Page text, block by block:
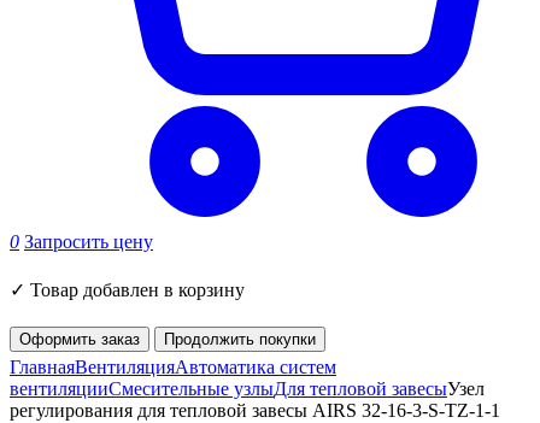
0 Запросить цену
✓ Товар добавлен в корзину
Оформить заказ Продолжить покупки
ГлавнаяВентиляцияАвтоматика систем
вентиляцииСмесительные узлыДля тепловой завесыУзел
регулирования для тепловой завесы AIRS 32-16-3-S-TZ-1-1